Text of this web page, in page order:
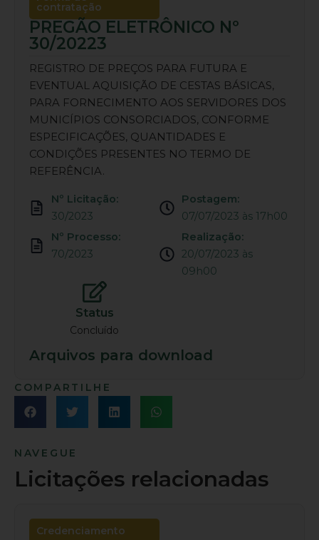
contratação
PREGÃO ELETRÔNICO Nº
30/20223
REGISTRO DE PREÇOS PARA FUTURA E
EVENTUAL AQUISIÇÃO DE CESTAS BÁSICAS,
PARA FORNECIMENTO AOS SERVIDORES DOS
MUNICÍPIOS CONSORCIADOS, CONFORME
ESPECIFICAÇÕES, QUANTIDADES E
CONDIÇÕES PRESENTES NO TERMO DE
REFERÊNCIA.
Nº Licitação:
30/2023
Nº Processo:
70/2023
Postagem:
07/07/2023 às 17h00
Realização:
20/07/2023 às
09h00
Status
Concluído
Arquivos para download
COMPARTILHE
NAVEGUE
Licitações relacionadas
Credenciamento